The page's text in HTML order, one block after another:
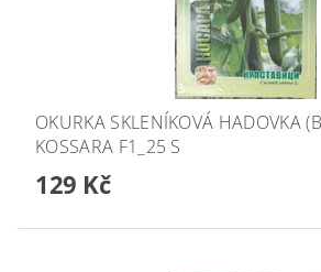
OKURKA SKLENÍKOVÁ HADOVKA
KOSSARA F1_25 S
129 Kč